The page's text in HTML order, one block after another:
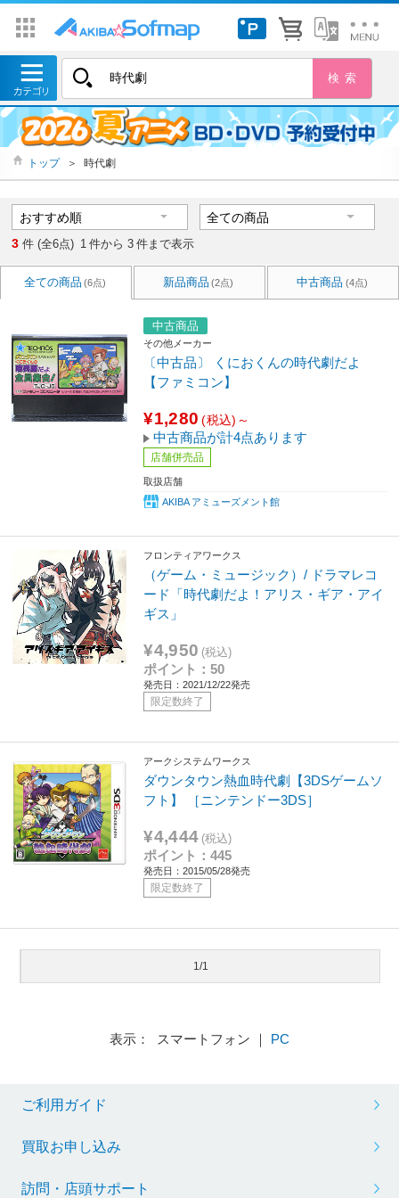
トップ ＞ 時代劇
3 件 (全6点) 1 件から 3 件まで表示
全ての商品 (6点) 新品商品 (2点) 中古商品 (4点)
中古商品
その他メーカー
〔中古品〕 くにおくんの時代劇だよ
【ファミコン】
¥1,280 (税込)～
中古商品が計4点あります
店舗併売品
取扱店舗
AKIBA アミューズメント館
フロンティアワークス
（ゲーム・ミュージック）/ ドラマレコ
ード「時代劇だよ！アリス・ギア・アイ
ギス」
¥4,950 (税込)
ポイント：50
発売日：2021/12/22発売
限定数終了
アークシステムワークス
ダウンタウン熱血時代劇【3DSゲームソ
フト】 ［ニンテンドー3DS］
¥4,444 (税込)
ポイント：445
発売日：2015/05/28発売
限定数終了
1/1
表示： スマートフォン ｜ PC
ご利用ガイド
買取お申し込み
訪問・店頭サポート